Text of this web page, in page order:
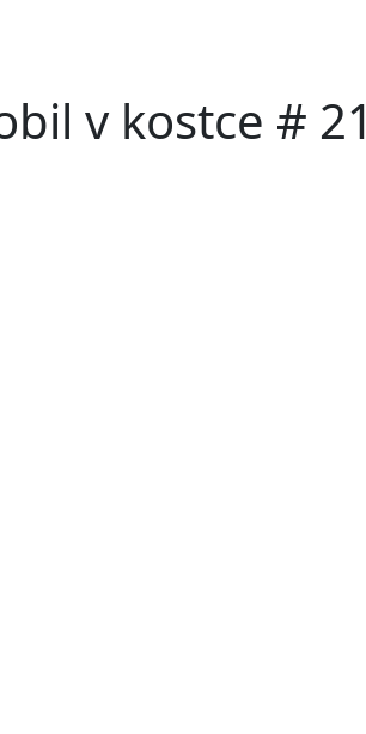
v kostce # 21